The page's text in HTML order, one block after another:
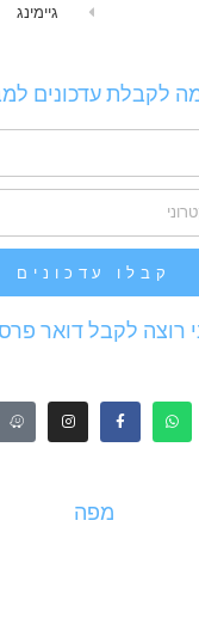
גיימינג
לקבלת עדכונים
קבלו עדכונים
רוצה לקבל דואר
מפה